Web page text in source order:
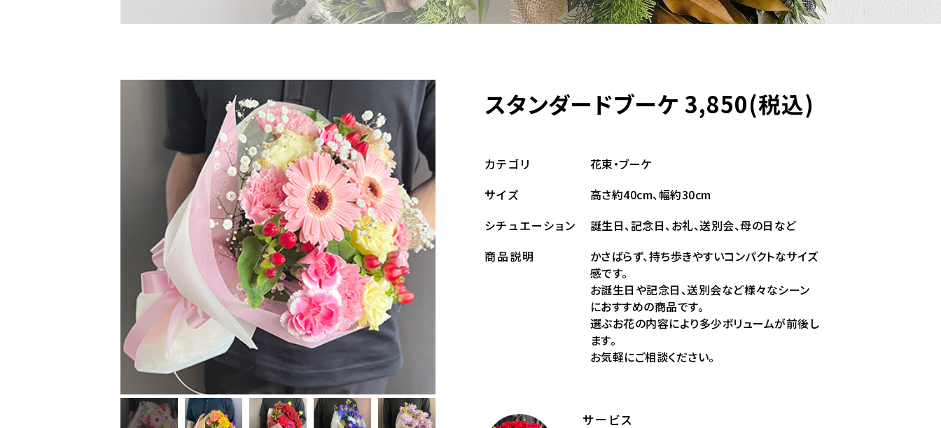
スタンダードブーケ 3,850(税込)
カテゴリ 花束・ブーケ
サイズ 高さ約40cm、幅約30cm
シチュエーション 誕生日、記念日、お礼、送別会、母の日など
商品説明
かさばらず、持ち歩きやすいコンパクトなサイズ
感です。
お誕生日や記念日、送別会など様々なシーン
におすすめの商品です。
選ぶお花の内容により多少ボリュームが前後し
ます。
お気軽にご相談ください。
サービス